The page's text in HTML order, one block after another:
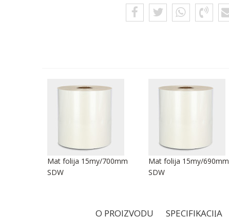
Mat folija 15my/700mm
SDW
Mat folija 15my/690mm
SDW
O PROIZVODU SPECIFIKACIJA